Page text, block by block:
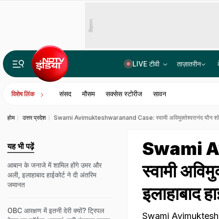
विज्ञापन
LIVE टीवी ताज़ातरीन
विशेष लिंक संसद मौसम सक्सेस स्टोरीज सावन
होम उत्तर प्रदेश Swami Avimukteshwaranand Case: स्वामी अविमुक्तेश्वरानंद यौन
Swami
स्वामी
इलाहाबाद
Swami
यह भी पढ़ें
आबान के जनाजे में शामिल होंगे उमर और
अली, इलाहाबाद हाईकोर्ट ने दी अंतरिम
जमानत
OBC आरक्षण में इतनी देरी क्यों? ट्रिपल